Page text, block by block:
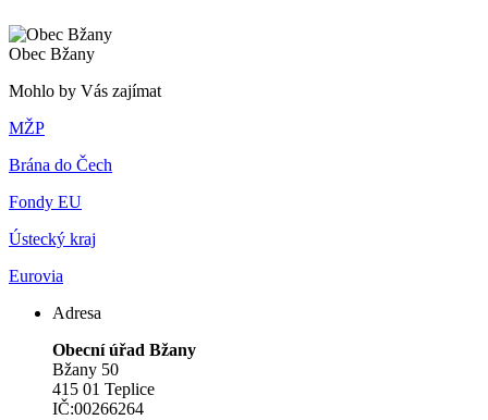
Obec Bžany
Mohlo by Vás zajímat
MŽP
Brána do Čech
Fondy EU
Ústecký kraj
Eurovia
Adresa
Obecní úřad Bžany
Bžany 50
415 01 Teplice
IČ:00266264